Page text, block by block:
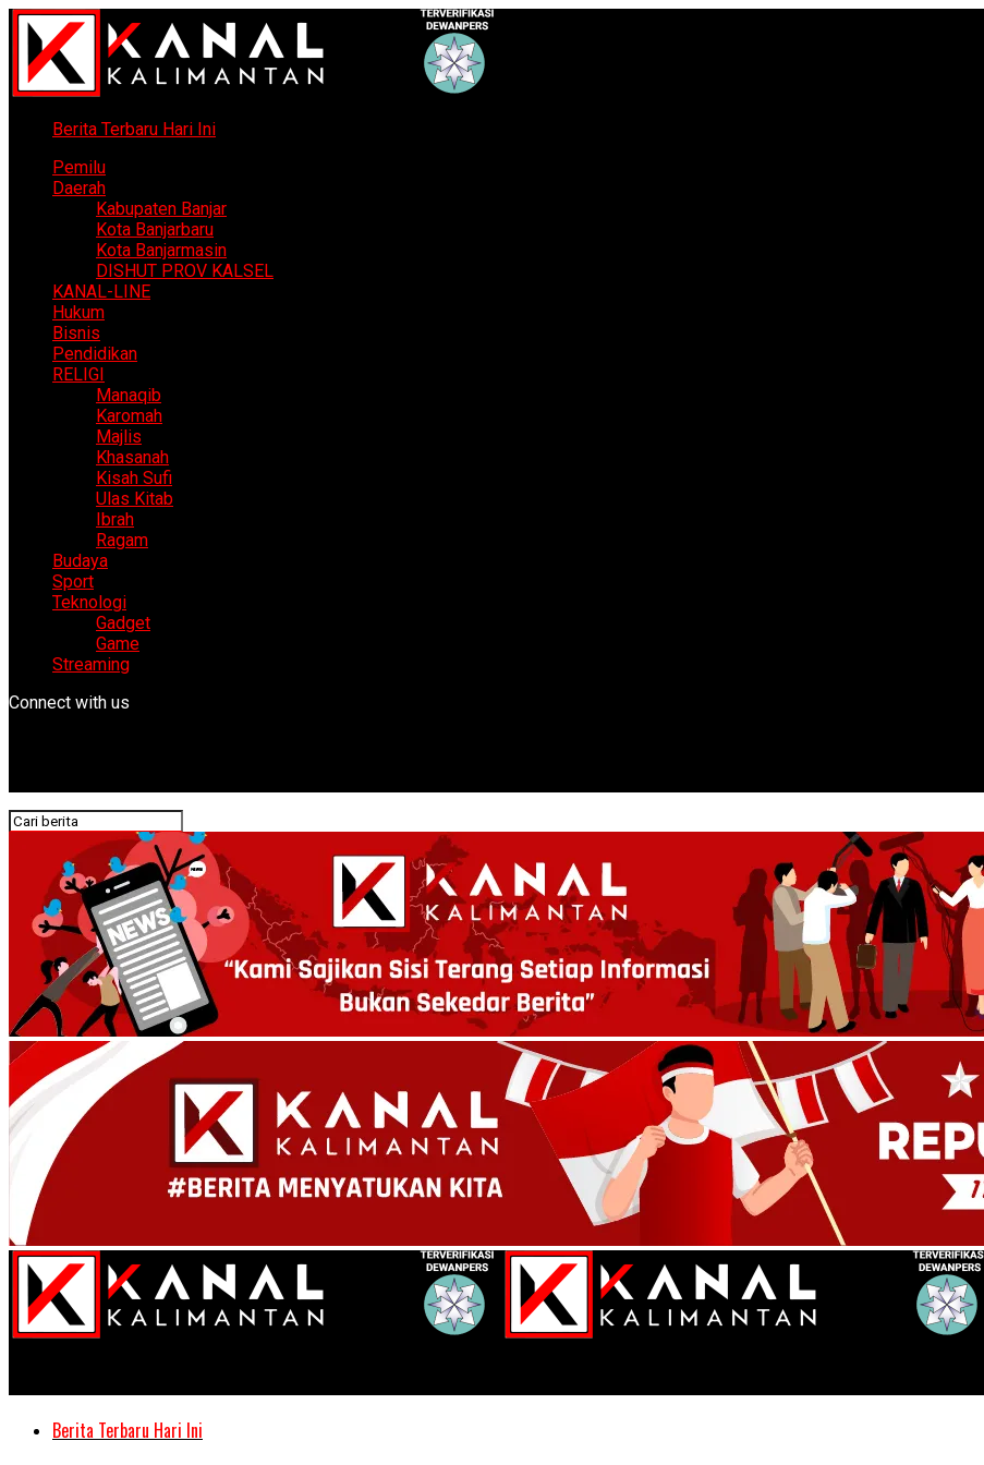
Berita Terbaru Hari Ini
Pemilu
Daerah
Kabupaten Banjar
Kota Banjarbaru
Kota Banjarmasin
DISHUT PROV KALSEL
KANAL-LINE
Hukum
Bisnis
Pendidikan
RELIGI
Manaqib
Karomah
Majlis
Khasanah
Kisah Sufi
Ulas Kitab
Ibrah
Ragam
Budaya
Sport
Teknologi
Gadget
Game
Streaming
Connect with us
Berita Terbaru Hari Ini